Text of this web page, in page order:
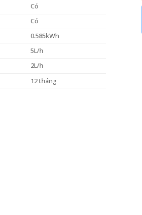
Có
Có
0.585kWh
5L/h
2L/h
12 tháng